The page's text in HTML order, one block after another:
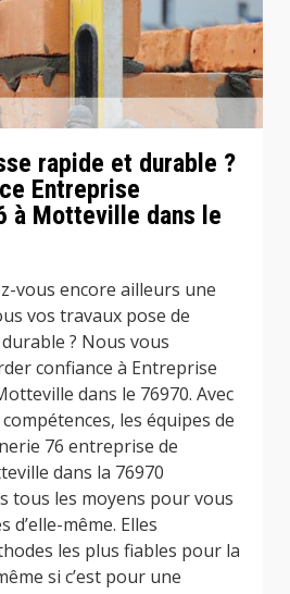
rapide et durable ?
Entreprise
à Motteville dans le
vous encore ailleurs une
vos travaux pose de
? Nous vous
confiance à Entreprise
dans le 76970. Avec
les équipes de
76 entreprise de
dans la 76970
tous les moyens pour vous
même. Elles
les plus fiables pour la
si c’est pour une